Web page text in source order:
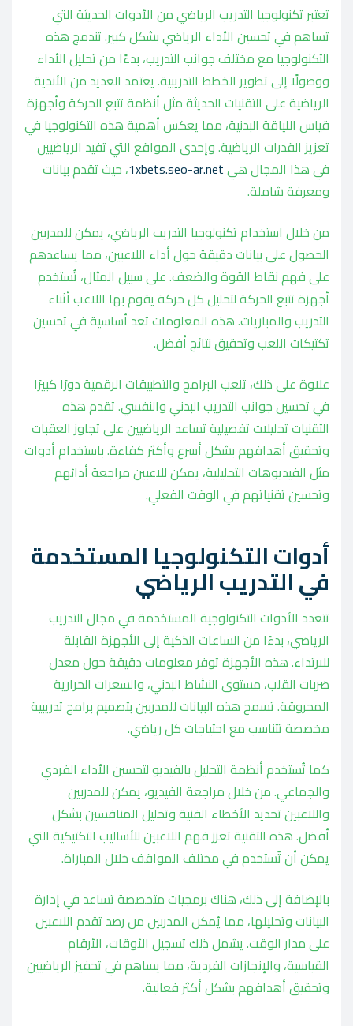
تعتبر تكنولوجيا التدريب الرياضي من الأدوات الحديثة التي
تساهم في تحسين الأداء الرياضي بشكل كبير. تندمج هذه
التكنولوجيا مع مختلف جوانب التدريب، بدءًا من تحليل الأداء
ووصولًا إلى تطوير الخطط التدريبية. يعتمد العديد من الأندية
الرياضية على التقنيات الحديثة مثل أنظمة تتبع الحركة وأجهزة
قياس اللياقة البدنية، مما يعكس أهمية هذه التكنولوجيا في
تعزيز القدرات الرياضية. وإحدى المواقع التي تفيد الرياضيين
في هذا المجال هي1xbets.seo-ar.net، حيث تقدم بيانات
ومعرفة شاملة.
من خلال استخدام تكنولوجيا التدريب الرياضي، يمكن للمدربين
الحصول على بيانات دقيقة حول أداء اللاعبين، مما يساعدهم
على فهم نقاط القوة والضعف. على سبيل المثال، تُستخدم
أجهزة تتبع الحركة لتحليل كل حركة يقوم بها اللاعب أثناء
التدريب والمباريات. هذه المعلومات تعد أساسية في تحسين
تكتيكات اللعب وتحقيق نتائج أفضل.
علاوة على ذلك، تلعب البرامج والتطبيقات الرقمية دورًا كبيرًا
في تحسين جوانب التدريب البدني والنفسي. تقدم هذه
التقنيات تحليلات تفصيلية تساعد الرياضيين على تجاوز العقبات
وتحقيق أهدافهم بشكل أسرع وأكثر كفاءة. باستخدام أدوات
مثل الفيديوهات التحليلية، يمكن للاعبين مراجعة أدائهم
وتحسين تقنياتهم في الوقت الفعلي.
أدوات التكنولوجيا المستخدمة
في التدريب الرياضي
تتعدد الأدوات التكنولوجية المستخدمة في مجال التدريب
الرياضي، بدءًا من الساعات الذكية إلى الأجهزة القابلة
للارتداء. هذه الأجهزة توفر معلومات دقيقة حول معدل
ضربات القلب، مستوى النشاط البدني، والسعرات الحرارية
المحروقة. تسمح هذه البيانات للمدربين بتصميم برامج تدريبية
مخصصة تتناسب مع احتياجات كل رياضي.
كما تُستخدم أنظمة التحليل بالفيديو لتحسين الأداء الفردي
والجماعي. من خلال مراجعة الفيديو، يمكن للمدربين
واللاعبين تحديد الأخطاء الفنية وتحليل المنافسين بشكل
أفضل. هذه التقنية تعزز فهم اللاعبين للأساليب التكتيكية التي
يمكن أن تُستخدم في مختلف المواقف خلال المباراة.
بالإضافة إلى ذلك، هناك برمجيات متخصصة تساعد في إدارة
البيانات وتحليلها، مما يُمكن المدربين من رصد تقدم اللاعبين
على مدار الوقت. يشمل ذلك تسجيل الأوقات، الأرقام
القياسية، والإنجازات الفردية، مما يساهم في تحفيز الرياضيين
وتحقيق أهدافهم بشكل أكثر فعالية.